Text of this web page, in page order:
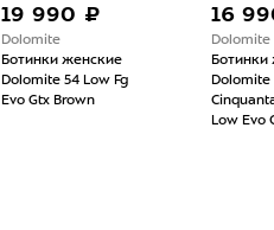
19 990 ₽
Dolomite
Ботинки женские
Dolomite 54 Low Fg
Evo Gtx Brown
16
Dolomite
Ботинки
Dolomite
Low Evo